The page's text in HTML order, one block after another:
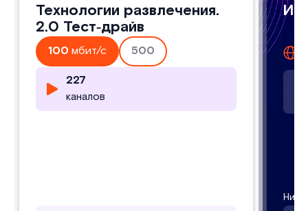
Технологии развлечения.
2.0 Тест‑драйв
100 мбит/с 500
227
каналов
Технологии развлечения
2.0
домашний интернет
мбит/с
227
каналов